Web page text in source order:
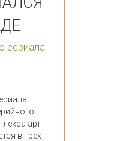
сериала
арт-
в трех